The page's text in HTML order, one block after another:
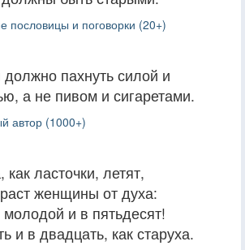
пословицы и поговорки (20+)
пахнуть силой и
а не пивом и сигаретами.
автор (1000+)
как ласточки, летят,
женщины от духа:
и в пятьдесят!
и в двадцать, как старуха.